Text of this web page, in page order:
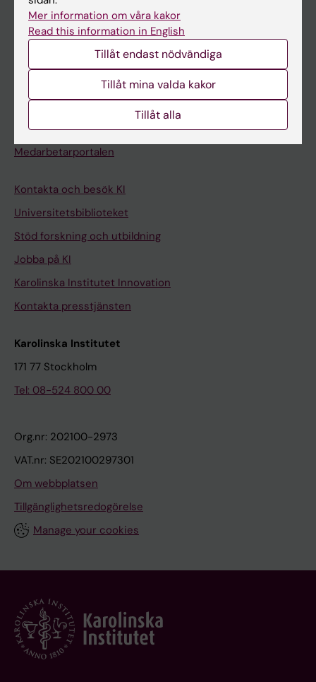
Schema
Studentmejlen
Kurs- och programwebbar
Medarbetare
Medarbetarportalen
Kontakta och besök KI
Universitetsbiblioteket
Stöd forskning och utbildning
Jobba på KI
Karolinska Institutet Innovation
Kontakta presstjänsten
Karolinska Institutet
171 77 Stockholm
Tel: 08-524 800 00
Org.nr: 202100-2973
VAT.nr: SE202100297301
Om webbplatsen
Tillgänglighetsredogörelse
Manage your cookies
Mer information om våra kakor
Read this information in English
Tillåt endast nödvändiga
Tillåt mina valda kakor
Tillåt alla